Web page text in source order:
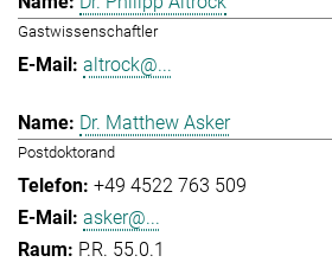
Gastwissenschaftler
altrock@...
Dr. Matthew Asker
Postdoktorand
+49 4522 763 509
asker@...
P.R. 55.0.1